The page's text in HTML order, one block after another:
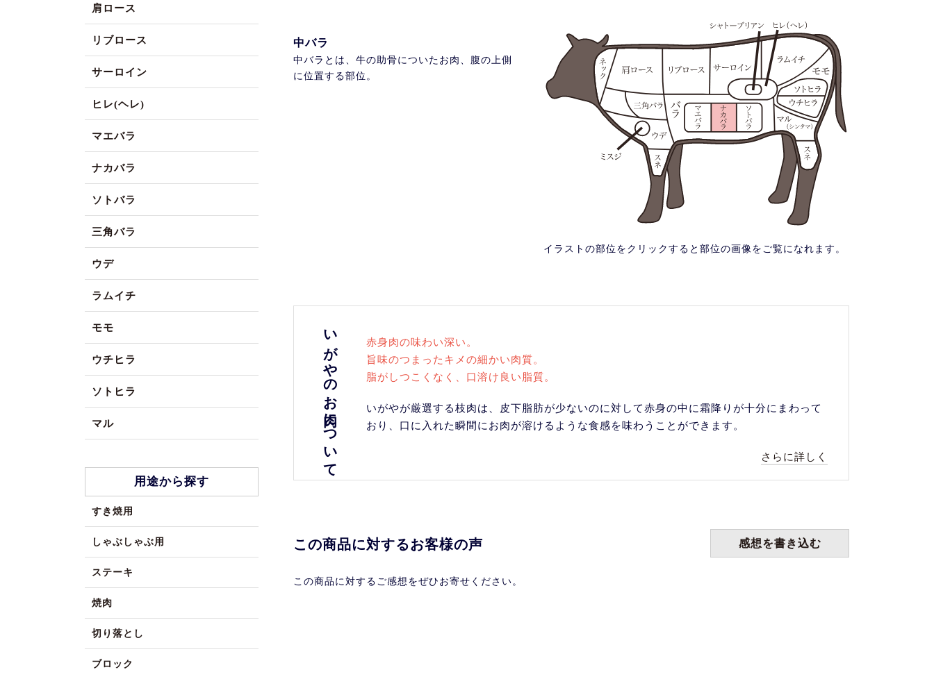
中バラ
中バラとは、牛の助骨についたお肉、腹の上側
に位置する部位。
イラストの部位をクリックすると部位の画像をご覧になれます。
いがやのお肉について
赤身肉の味わい深い。
旨味のつまったキメの細かい肉質。
脂がしつこくなく、口溶け良い脂質。
いがやが厳選する枝肉は、皮下脂肪が少ないのに対して赤身の中に霜降りが十分にまわって
おり、口に入れた瞬間にお肉が溶けるような食感を味わうことができます。
さらに詳しく
この商品に対するお客様の声
この商品に対するご感想をぜひお寄せください。
感想を書き込む
肩ロース
リブロース
サーロイン
ヒレ(ヘレ)
マエバラ
ナカバラ
ソトバラ
三角バラ
ウデ
ラムイチ
モモ
ウチヒラ
ソトヒラ
マル
用途から探す
すき焼用
しゃぶしゃぶ用
ステーキ
焼肉
切り落とし
ブロック